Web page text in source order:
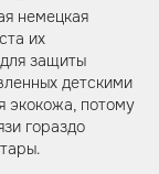
немецкая
их
защиты
детскими
экокожа, потому
гораздо